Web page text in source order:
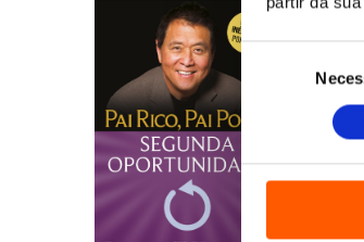
Seleção
de
consentimento